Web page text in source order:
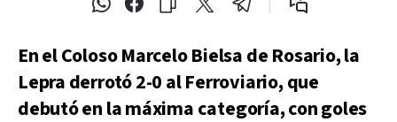
En el Coloso Marcelo Bielsa de Rosario, la
Lepra derrotó 2-0 al Ferroviario, que
debutó en la máxima categoría, con goles